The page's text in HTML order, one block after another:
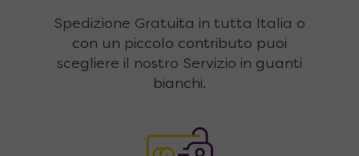
Spedizione Gratuita in tutta Italia o
con un piccolo contributo puoi
scegliere il nostro Servizio in guanti
bianchi.